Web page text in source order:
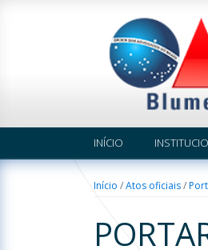
INÍCIO
Início /Atos oficiais/